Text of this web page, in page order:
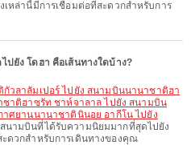
หล่านี้มีการเชื่อมต่อที่สะดวกสำหรับการ
ยัง โดฮา คือเส้นทางใดบ้าง?
าติฮาซรัท ชาห์จาลาล ไปยัง สนามบิน
าศยานนานาชาตินินอย อากีโน ไปยัง
สนามบินที่ได้รับความนิยมมากที่สุดไปยัง
ะดวกสำหรับการเดินทางของคุณ